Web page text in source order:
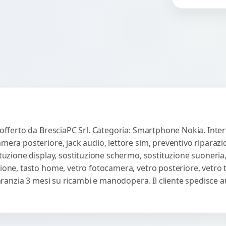
da BresciaPC Srl. Categoria: Smartphone Nokia.
posteriore, jack audio, lettore sim, preventivo
display, sostituzione schermo, sostituzione
tasto home, vetro fotocamera, vetro posteriore,
3 mesi su ricambi e manodopera. Il cliente spedisce